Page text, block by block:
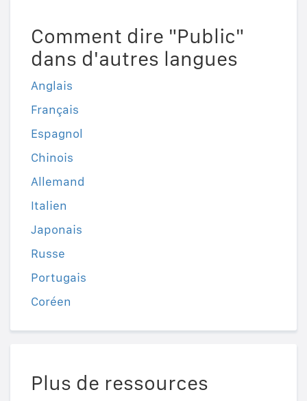
Comment dire "Public"
dans d'autres langues
Anglais
Français
Espagnol
Chinois
Allemand
Italien
Japonais
Russe
Portugais
Coréen
Plus de ressources